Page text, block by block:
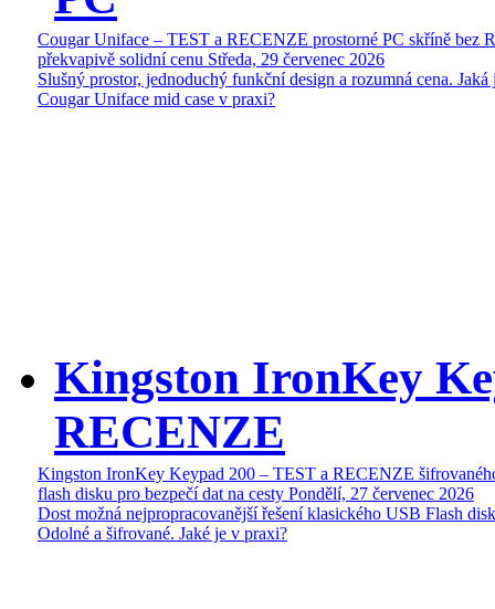
Cougar Uniface – TEST a RECENZE prostorné PC skříně bez
překvapivě solidní cenu Středa, 29 červenec 2026
Slušný prostor, jednoduchý funkční design a rozumná cena. Jaká
Cougar Uniface mid case v praxi?
Kingston IronKey
RECENZE
Kingston IronKey Keypad 200 – TEST a RECENZE
flash disku pro bezpečí dat na cesty Pondělí, 27 červenec 2026
Dost možná nejpropracovanější řešení klasického USB Flash
Odolné a šifrované. Jaké je v praxi?